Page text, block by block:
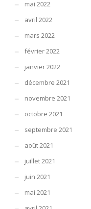
mai 2022
avril 2022
mars 2022
février 2022
janvier 2022
décembre 2021
novembre 2021
octobre 2021
septembre 2021
août 2021
juillet 2021
juin 2021
mai 2021